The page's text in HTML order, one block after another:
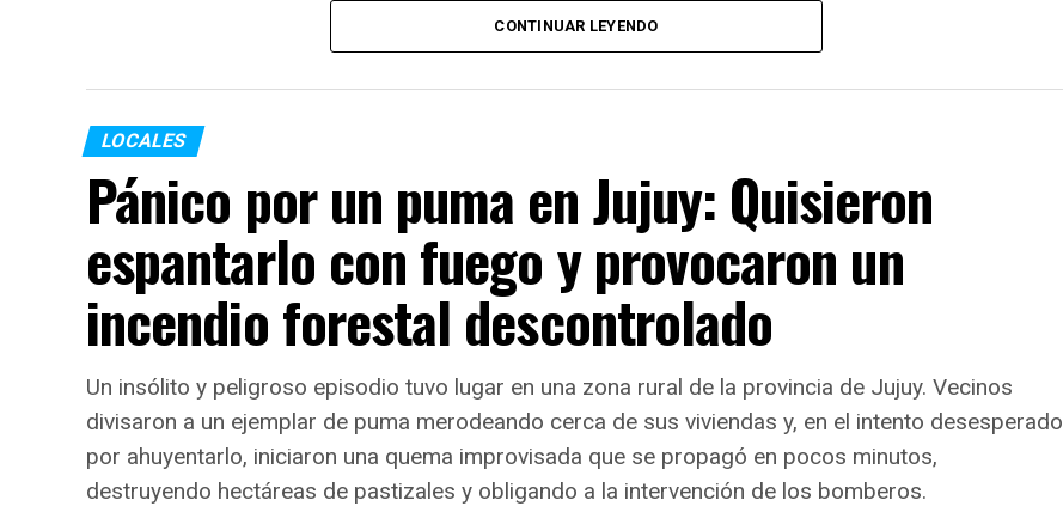
, lo que representa un incremento del106%
Copas de leche (desayuno y merienda):Crecieron de 1.445.270 raciones a
En conjunto, las entidades administraron 5.340.528 raciones alimentarias en lo que va
del año, garantizando el derecho básico a la alimentación de niños, niñas, adolescentes y
adultos de sectores vulnerables.
Dinámica del servicio: Modalidades y horarios de mayor demanda
instituciones entrega viandas para llevar, el13,2% sostiene la atención presencial
en salón y el3,7% distribuye módulos alimentarios.
Respecto a la distribución horaria de las raciones, la mayor demanda se concentra durante el
CONTINUAR LEYENDO
LOCALES
Pánico por un puma en Jujuy: Quisieron
espantarlo con fuego y provocaron un
incendio forestal descontrolado
Un insólito y peligroso episodio tuvo lugar en una zona rural de la provincia de Jujuy. Vecinos
divisaron a un ejemplar de puma merodeando cerca de sus viviendas y, en el intento desesperado
por ahuyentarlo, iniciaron una quema improvisada que se propagó en pocos minutos,
destruyendo hectáreas de pastizales y obligando a la intervención de los bomberos.